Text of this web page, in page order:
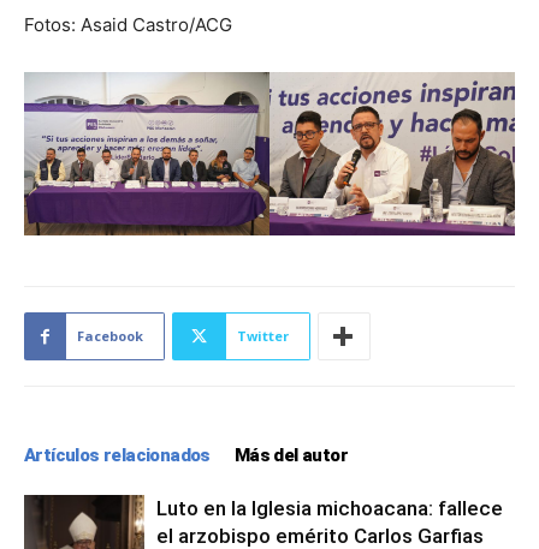
Fotos: Asaid Castro/ACG
Facebook Twitter
Artículos relacionados Más del autor
Luto en la Iglesia michoacana: fallece
el arzobispo emérito Carlos Garfias